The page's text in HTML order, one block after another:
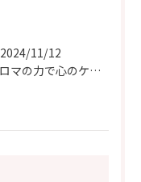
2024/11/12
アロマの力で心のケアをする方法